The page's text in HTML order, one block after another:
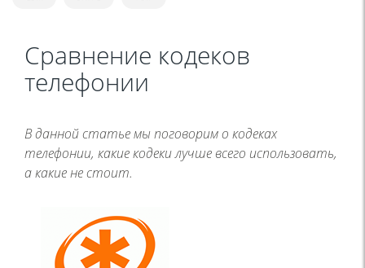
Сравнение кодеков
телефонии
В данной статье мы поговорим о кодеках
телефонии, какие кодеки лучше всего использовать,
а какие не стоит.